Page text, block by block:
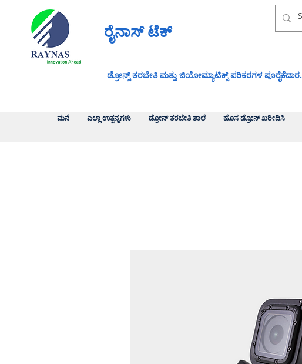
ಮನೆ ಎಲ್ಲಾ ಉತ್ಪನ್ನಗಳು ಡ್ರೋನ್ ತರಬೇತಿ ಶಾಲೆ ಹೊಸ ಡ್ರೋನ್ ಖರೀದಿಸಿ
ರೈನಾಸ್ ಟೆಕ್
ಡ್ರೋನ್ಸ್ ತರಬೇತಿ ಮತ್ತು ಜಿಯೋಮ್ಯಾಟಿಕ್ಸ್ ಪರಿಕರಗಳ ಪೂರೈಕೆದಾರ.